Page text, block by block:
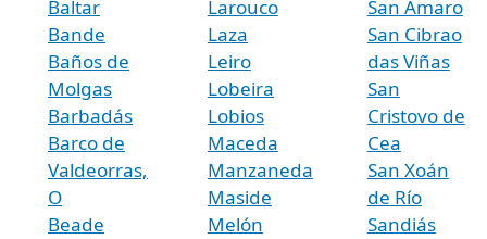
Baltar
Bande
Baños de
Molgas
Barbadás
Barco de
Valdeorras,
O
Beade
Larouco
Laza
Leiro
Lobeira
Lobios
Maceda
Manzaneda
Maside
Melón
San Amaro
San Cibrao
das Viñas
San
Cristovo de
Cea
San Xoán
de Río
Sandiás